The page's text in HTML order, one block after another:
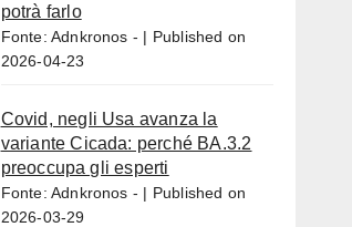
potrà farlo
Fonte: Adnkronos -
Published on
2026-04-23
Covid, negli Usa avanza la
variante Cicada: perché BA.3.2
preoccupa gli esperti
Fonte: Adnkronos -
Published on
2026-03-29